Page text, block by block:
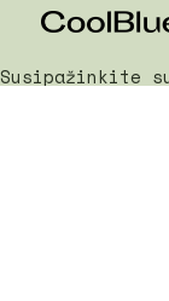
Susipažinkite